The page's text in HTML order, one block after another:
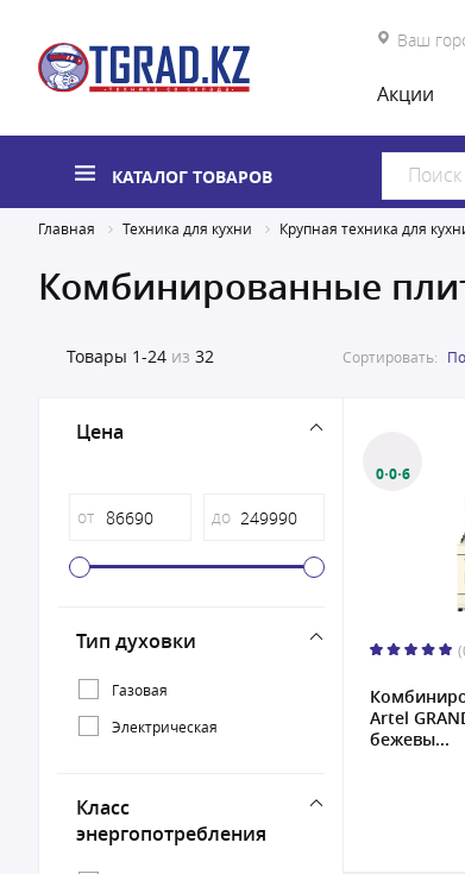
Ваш
Акции
КАТАЛОГ ТОВАРОВ
Главная Техника для кухни Крупная техника для
Комбинированные
Товары 1-24 из 32 Сортировать:
Цена
от до
Тип духовки
Газовая
Электрическая
Класс
энергопотребления
0·0·6
Artel
бежевы...